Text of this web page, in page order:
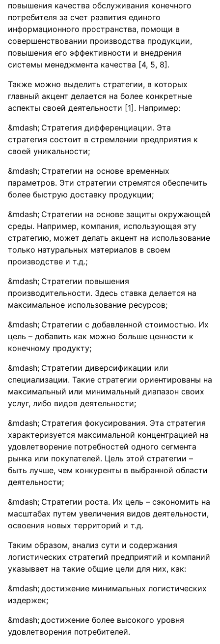
повышения качества обслуживания конечного
потребителя за счет развития единого
информационного пространства, помощи в
совершенствовании производства продукции,
повышения его эффективности и внедрения
системы менеджмента качества [4, 5, 8].
Также можно выделить стратегии, в которых
главный акцент делается на более конкретные
аспекты своей деятельности [1]. Например:
Стратегия дифференциации. Эта
стратегия состоит в стремлении предприятия к
своей уникальности;
Стратегии на основе временных
параметров. Эти стратегии стремятся обеспечить
более быструю доставку продукции;
Стратегии на основе защиты окружающей
среды. Например, компания, использующая эту
стратегию, может делать акцент на использование
только натуральных материалов в своем
производстве и т.д.;
Стратегии повышения
производительности. Здесь ставка делается на
максимальное использование ресурсов;
Стратегии с добавленной стоимостью. Их
цель – добавить как можно больше ценности к
конечному продукту;
Стратегии диверсификации или
специализации. Такие стратегии ориентированы на
максимальный или минимальный диапазон своих
услуг, либо видов деятельности;
Стратегия фокусирования. Эта стратегия
характеризуется максимальной концентрацией на
удовлетворение потребностей одного сегмента
рынка или покупателей. Цель этой стратегии –
быть лучше, чем конкуренты в выбранной области
деятельности;
Стратегии роста. Их цель – сэкономить на
масштабах путем увеличения видов деятельности,
освоения новых территорий и т.д.
Таким образом, анализ сути и содержания
логистических стратегий предприятий и компаний
указывает на такие общие цели для них, как:
достижение минимальных логистических
издержек;
достижение более высокого уровня
удовлетворения потребителей.